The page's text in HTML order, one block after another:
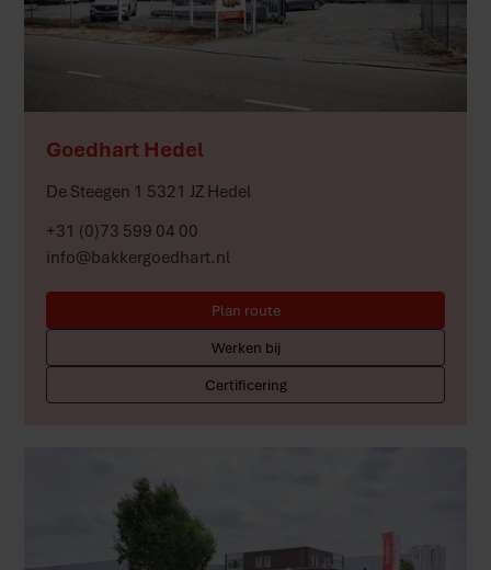
Goedhart Hedel
De Steegen 1 5321 JZ Hedel
+31 (0)73 599 04 00
info@bakkergoedhart.nl
Plan route
Werken bij
Certificering